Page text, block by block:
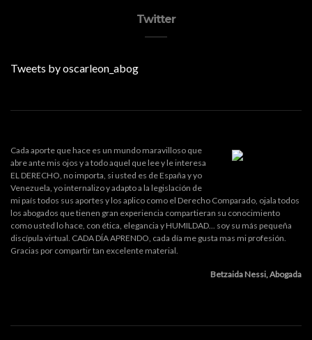
Twitter
Tweets by oscarleon_abog
Cada aporte que hace es un mundo maravilloso que
abre ante mis ojos y a todo aquel que lee y le interesa
EL DERECHO, no importa, si usted es de España y yo
Venezuela, yo internalizo y adapto a la legislación de
mi país todos sus aportes y los aplico como el Derecho Comparado, ojala todos
los abogados que tienen gran experiencia compartieran su conocimiento
como usted lo hace, con ética, elegancia y HUMILDAD... soy su más pequeña
discípula virtual. CADA DÍA APRENDO, cada día me gusta mas mi profesión.
Gracias por compartir tan excelente material.
Betzaida Nessi, Abogada